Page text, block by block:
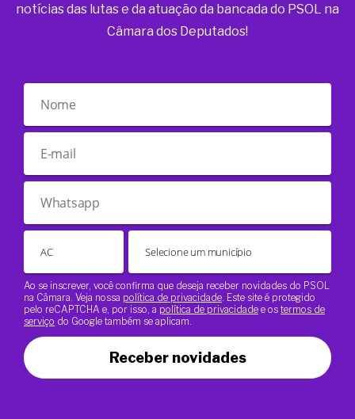
notícias das lutas e da atuação da bancada do PSOL na
Câmara dos Deputados!
Ao se inscrever, você confirma que deseja receber novidades do PSOL
na Câmara. Veja nossa política de privacidade. Este site é protegido
pelo reCAPTCHA e, por isso, a política de privacidade e os termos de
serviço do Google também se aplicam.
Receber novidades